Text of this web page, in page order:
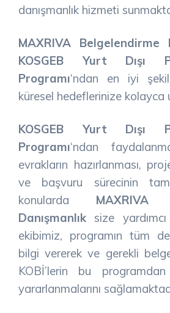
danışmanlık hizmeti
MAXRIVA Belgelendirme
KOSGEB Yurt Dışı
Programı‘ndan en iyi
küresel hedeflerinize kolayca
KOSGEB Yurt Dışı
Programı‘ndan
evrakların hazırlanması,
ve başvuru sürecinin
konularda MAXRIVA
Danışmanlık size
ekibimiz, programın tüm
bilgi vererek ve gerekli
KOBİ’lerin bu
yararlanmalarını